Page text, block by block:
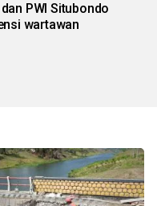
PWI Situbondo
wartawan